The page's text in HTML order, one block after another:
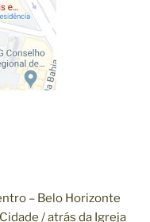
– Belo Horizonte
/ atrás da Igreja